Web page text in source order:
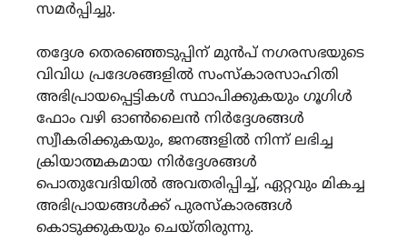
സമർപ്പിച്ചു.
തദ്ദേശ തെരഞ്ഞെടുപ്പിന് മുൻപ് നഗരസഭയുടെ
വിവിധ പ്രദേശങ്ങളിൽ സംസ്കാരസാഹിതി
അഭിപ്രായപ്പെട്ടികൾ സ്ഥാപിക്കുകയും ഗൂഗിൾ
ഫോം വഴി ഓൺലൈൻ നിർദ്ദേശങ്ങൾ
സ്വീകരിക്കുകയും, ജനങ്ങളിൽ നിന്ന് ലഭിച്ച
ക്രിയാത്മകമായ നിർദ്ദേശങ്ങൾ
പൊതുവേദിയിൽ അവതരിപ്പിച്ച്, ഏറ്റവും മികച്ച
അഭിപ്രായങ്ങൾക്ക് പുരസ്കാരങ്ങൾ
കൊടുക്കുകയും ചെയ്തിരുന്നു.